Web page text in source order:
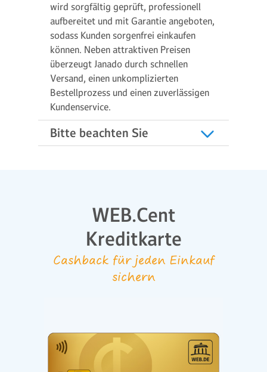
wird sorgfältig geprüft, professionell
aufbereitet und mit Garantie angeboten,
sodass Kunden sorgenfrei einkaufen
können. Neben attraktiven Preisen
überzeugt Janado durch schnellen
Versand, einen unkomplizierten
Bestellprozess und einen zuverlässigen
Kundenservice.
Bitte beachten Sie
WEB.Cent
Kreditkarte
Cashback für jeden Einkauf
sichern